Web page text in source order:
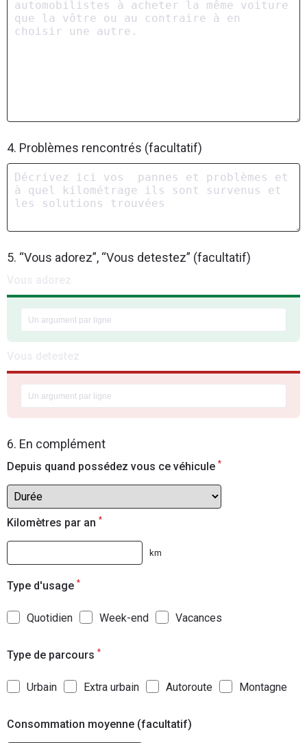
4. Problèmes rencontrés (facultatif)
5. “Vous adorez”, “Vous detestez” (facultatif)
6. En complément
Depuis quand possédez vous ce véhicule *
Kilomètres par an *
km
Type d'usage *
Quotidien Week-end Vacances
Type de parcours *
Urbain Extra urbain Autoroute Montagne
Consommation moyenne (facultatif)